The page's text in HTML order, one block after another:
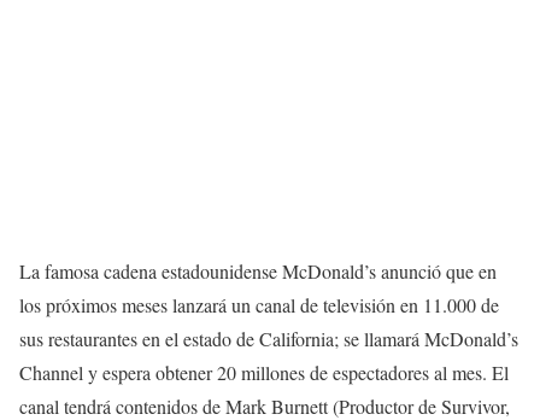
La famosa cadena estadounidense McDonald’s anunció que en
los próximos meses lanzará un canal de televisión en 11.000 de
sus restaurantes en el estado de California; se llamará McDonald’s
Channel y espera obtener 20 millones de espectadores al mes. El
canal tendrá contenidos de Mark Burnett (Productor de Survivor,